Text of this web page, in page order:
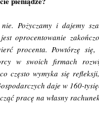
Pożyczamy i dajemy
oprocentowanie
procenta. Powtórzę
w swoich firmach
często wymyka się
daje w 160-
pracę na własny